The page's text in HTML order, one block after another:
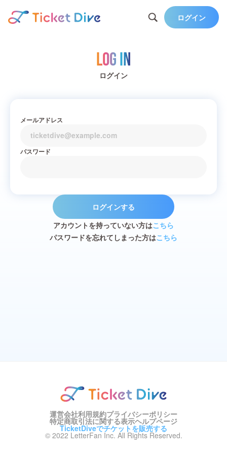
ログイン
Log in
ログイン
メールアドレス
パスワード
ログインする
アカウントを持っていない方はこちら
パスワードを忘れてしまった方はこちら
運営会社利用規約プライバシーポリシー
特定商取引法に関する表示ヘルプページ
TicketDiveでチケットを販売する
© 2022 LetterFan Inc. All Rights Reserved.